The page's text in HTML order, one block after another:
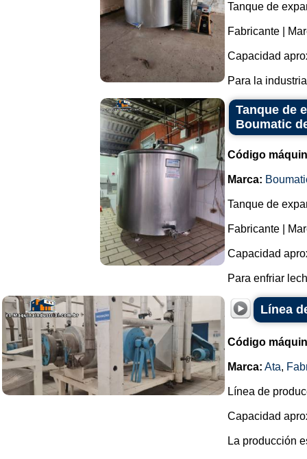
Tanque de
Fabricante |
Capacidad
Para la
Tanque de
Boumatic
Código
Marca:
Tanque de
Fabricante |
Capacidad
Para enfriar
Línea
Código
Marca: Ata,
Línea de
Capacidad
La producción